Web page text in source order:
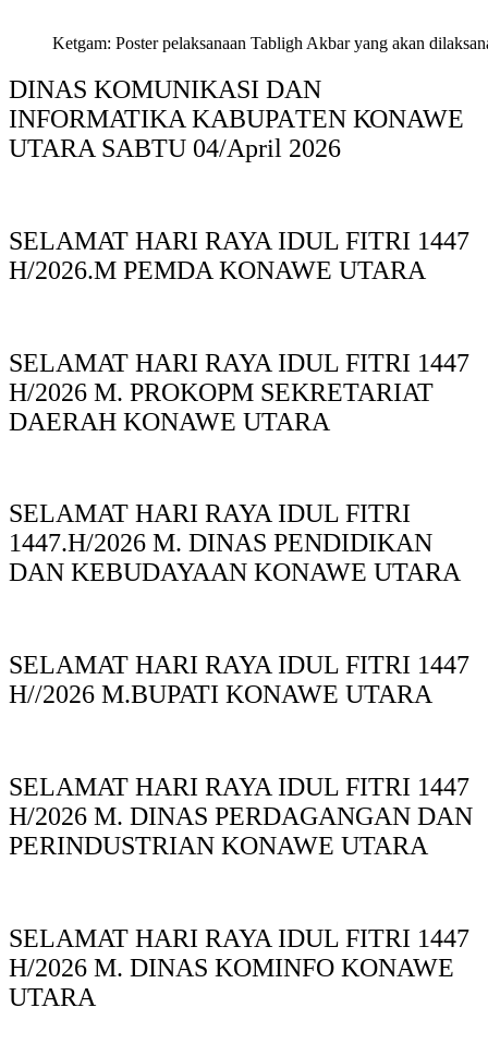
Ketgam: Poster pelaksanaan Tabligh Akbar yang akan
DINAS KOMUNIKASI DAN
INFORMATIKA KABUPAΤΕΝ ΚΟNAWE
UTARA SABTU 04/April 2026
SELAMAT HARI RAYA IDUL FITRI 1447
H/2026.M PEMDA KONAWE UTARA
SELAMAT HARI RAYA IDUL FITRI 1447
H/2026 M. PROKOPM SEKRETARIAT
DAERAH KONAWE UTARA
SELAMAT HARI RAYA IDUL FITRI
1447.H/2026 M. DINAS PENDIDIKAN
DAN KEBUDAYAAN KONAWE UTARA
SELAMAT HARI RAYA IDUL FITRI 1447
H//2026 M.BUPATI KONAWE UTARA
SELAMAT HARI RAYA IDUL FITRI 1447
H/2026 M. DINAS PERDAGANGAN DAN
PERINDUSTRIAN KONAWE UTARA
SELAMAT HARI RAYA IDUL FITRI 1447
H/2026 M. DINAS KOMINFO KONAWE
UTARA